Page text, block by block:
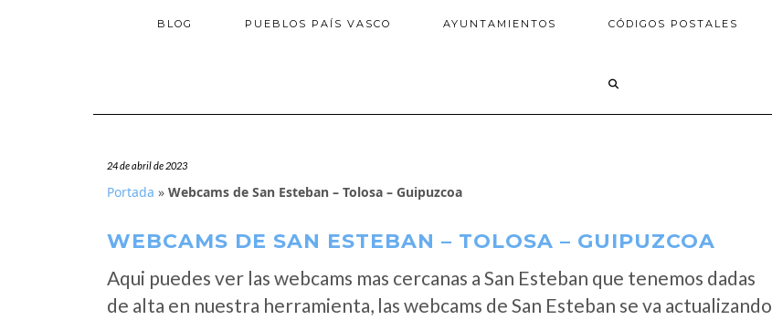
BLOG PUEBLOS PAÍS VASCO AYUNTAMIENTOS CÓDIGOS POSTALES
24 de abril de 2023
Portada » Webcams de San Esteban – Tolosa – Guipuzcoa
WEBCAMS DE SAN ESTEBAN – TOLOSA – GUIPUZCOA
Aqui puedes ver las webcams mas cercanas a San Esteban que tenemos dadas
de alta en nuestra herramienta, las webcams de San Esteban se va actualizando